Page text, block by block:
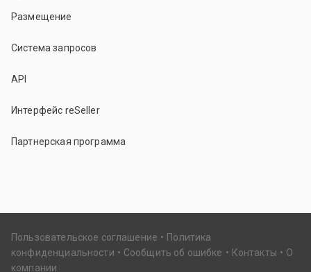
Размещение
Система запросов
API
Интерфейс reSeller
Партнерская программа
Пользовательское соглашение
Политика
конфиденциальности
Сообщить об ошибке Контакты
О
компании